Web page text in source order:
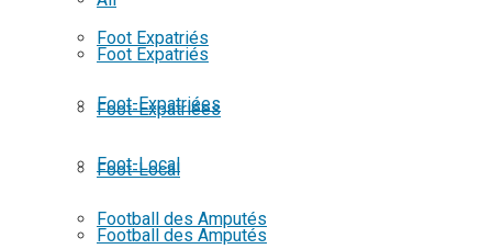
Foot Expatriés
Foot-Expatriées
Foot-Local
Football des Amputés
Foot Expatriés
Foot-Expatriées
Foot-Local
Football des Amputés